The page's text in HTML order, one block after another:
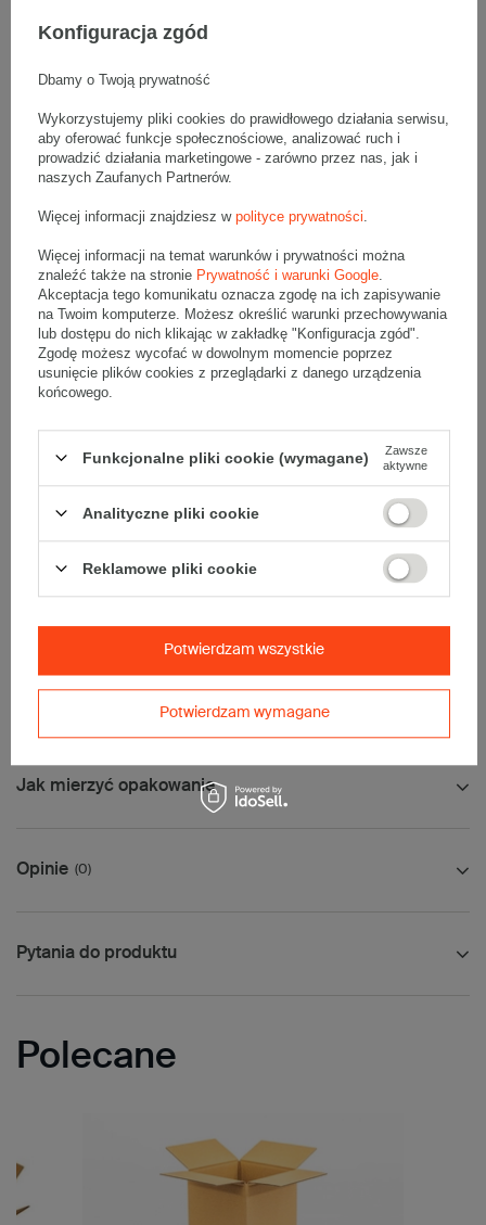
Wymiary zewnętrzne: 500x200x80mm (długość x szerokość x
wysokość)
• zewnętrzne:500x200x80 mm
• wewnętrzne:
494x194x68 mm
• pojemność:6 l
Materiał :
• fala:B
• gramatura:
380 g/m2
• kolor:Szary
Dodatkowe:
• waga jednostkowa (+/-5%):143 g
• typ fefco:F0201
• Poczta Polska List L
• Poczta Polska Paczka A
• InPost A
Uwaga- w zakładce Dostawa i płatności, proszę wybrać kuriera
Palet nie wysyłamy serwisem DPD.
Wysokość palety:210cm
Jak mierzyć opakowanie
Opinie (0)
Pytania do produktu
Polecane
Konfiguracja zgód
Dbamy o Twoją prywatność
Wykorzystujemy pliki cookies do prawidłowego działania serwisu,
aby oferować funkcje społecznościowe, analizować ruch i
prowadzić działania marketingowe - zarówno przez nas, jak i
naszych Zaufanych Partnerów.
Więcej informacji znajdziesz w polityce prywatności
Więcej informacji na temat warunków i prywatności można
znaleźć także na stronie Prywatność i warunki Google
Akceptacja tego komunikatu oznacza zgodę na ich zapisywanie
na Twoim komputerze. Możesz określić warunki przechowywania
lub dostępu do nich klikając w zakładkę "Konfiguracja zgód".
Zgodę możesz wycofać w dowolnym momencie poprzez
usunięcie plików cookies z przeglądarki z danego urządzenia
końcowego.
Funkcjonalne pliki cookie (wymagane)
Zawsze
aktywne
Analityczne pliki cookie
Reklamowe pliki cookie
Potwierdzam wymagane
Potwierdzam wszystkie